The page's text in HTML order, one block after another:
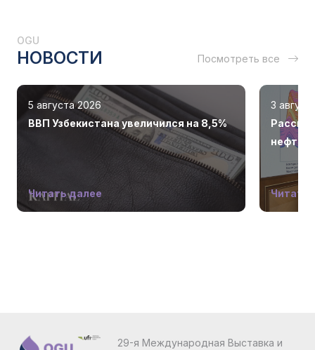
OGU
НОВОСТИ Посмотреть все
5 августа 2026
ВВП Узбекистана увеличился на 8,5%
Читать далее
3
Читать
29-я Международная Выставка и